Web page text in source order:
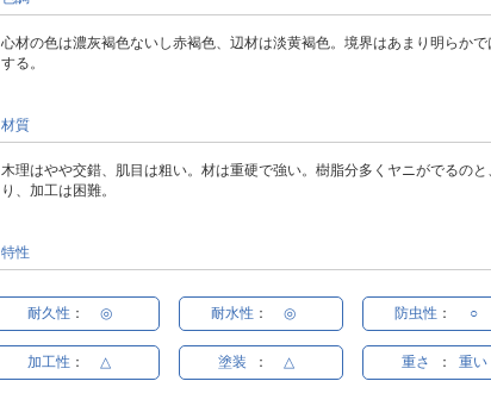
心材の色は濃灰褐色ないし赤褐色、辺材は淡黄褐色。境界はあまり明らか
する。
材質
木理はやや交錯、肌目は粗い。材は重硬で強い。樹脂分多くヤニがでるの
り、加工は困難。
特性
耐久性 ： ◎ 耐水性 ： ◎ 防虫性 ： ○
加工性 ： △ 塗装 ： △ 重さ ： 重い